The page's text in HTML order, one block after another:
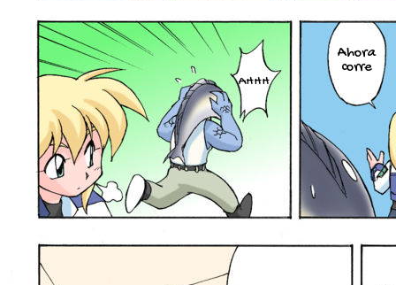
Ahora
corre
AHHH